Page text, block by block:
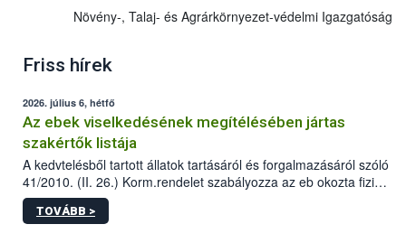
Növény-, Talaj- és Agrárkörnyezet-védelmi Igazgatóság
Friss hírek
2026. július 6, hétfő
Az ebek viselkedésének megítélésében jártas
szakértők listája
A kedvtelésből tartott állatok tartásáról és forgalmazásáról szóló
41/2010. (II. 26.) Korm.rendelet szabályozza az eb okozta fizikai
sérülés, illetve ennek veszélye keletkezésekor felmerülő
hatósági feladatokat, valamint a veszélyes eb tartását és annak
TOVÁBB >